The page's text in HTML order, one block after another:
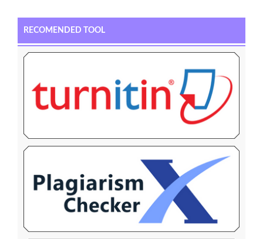
RECOMENDED TOOL